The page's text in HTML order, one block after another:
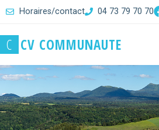
Horaires/contact 04 73 79 70 70
C CV COMMUNAUTE